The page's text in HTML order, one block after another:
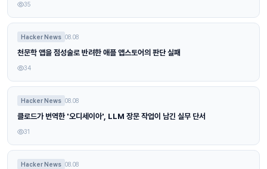
35
Hacker News 08.08
천문학 앱을 점성술로 반려한 애플 앱스토어의 판단 실패
34
Hacker News 08.08
클로드가 번역한 '오디세이아', LLM 장문 작업이 남긴 실무 단서
31
Hacker News 08.08